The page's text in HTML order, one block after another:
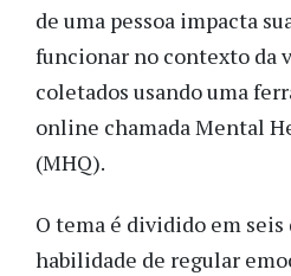
de uma pessoa impacta
funcionar no contexto da
coletados usando uma
online chamada Mental
(MHQ).
O tema é dividido em seis
habilidade de regular